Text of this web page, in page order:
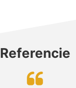
Referencie